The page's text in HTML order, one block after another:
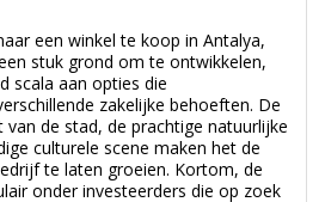
een winkel te koop in Antalya,
stuk grond om te ontwikkelen,
scala aan opties die
zakelijke behoeften. De
de stad, de prachtige natuurlijke
culturele scene maken het de
te laten groeien. Kortom, de
onder investeerders die op zoek
te koop in Antalya.